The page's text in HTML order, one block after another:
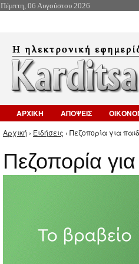
Πέμπτη, 06 Αυγούστου 2026
ΑΡΧΙΚΗ ΑΠΟΨΕΙΣ
Είστε εδώ
Αρχική › Ειδήσεις › Πεζοπορία για
Πεζοπορία